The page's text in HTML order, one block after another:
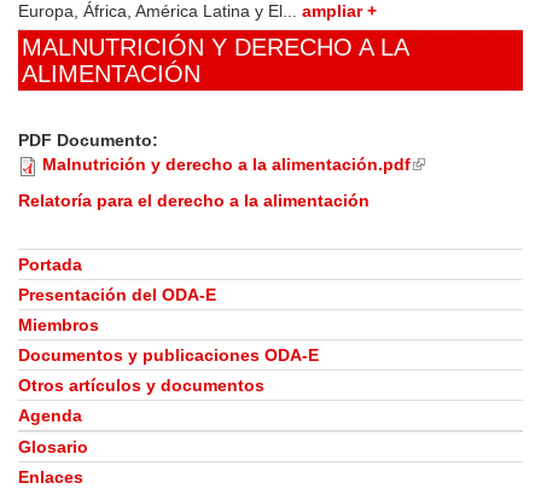
Europa, África, América Latina y El... ampliar +
MALNUTRICIÓN Y DERECHO A LA
ALIMENTACIÓN
PDF Documento:
Malnutrición y derecho a la alimentación.pdf(link
Relatoría para el derecho a la alimentación
Portada
Presentación del ODA-E
Miembros
Documentos y publicaciones ODA-E
Otros artículos y documentos
Agenda
Glosario
Enlaces